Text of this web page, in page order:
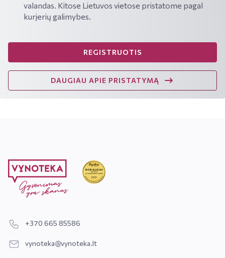
valandas. Kitose Lietuvos vietose pristatome pagal
kurjerių galimybes.
REGISTRUOTIS
DAUGIAU APIE PRISTATYMĄ
+370 665 85586
vynoteka@vynoteka.lt